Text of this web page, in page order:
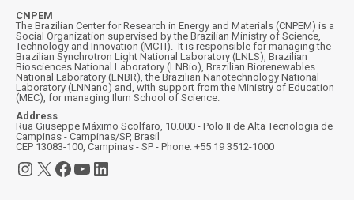
CNPEM
The Brazilian Center for Research in Energy and Materials (CNPEM) is a
Social Organization supervised by the Brazilian Ministry of Science,
Technology and Innovation (MCTI). It is responsible for managing the
Brazilian Synchrotron Light National Laboratory (LNLS), Brazilian
Biosciences National Laboratory (LNBio), Brazilian Biorenewables
National Laboratory (LNBR), the Brazilian Nanotechnology National
Laboratory (LNNano) and, with support from the Ministry of Education
(MEC), for managing Ilum School of Science.
Address
Rua Giuseppe Máximo Scolfaro, 10.000 - Polo II de Alta Tecnologia de
Campinas - Campinas/SP, Brasil
CEP 13083-100, Campinas - SP - Phone: +55 19 3512-1000
Instagram
X Facebook
YouTube
LinkedIn